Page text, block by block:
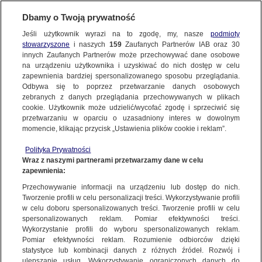
BIURO REKLAMY TVN MEDIA
08.04.2016
ROMANCE TV - Z BARDZO DOBRYMI WYNIKAMI
OGLĄDALNOŚCI!
PREMIUM TV ROMANCE TV
popularnością wśród widzów, w ciągu ostatnich 12 miesięcy kanał
zanotował wzrost udziału oglądalności o 42% w grupie komercyjnej
16-49 (z 0,19% SHR w 03/2015 do 0,27% SHR w 03/2016). W marcu
2016 roku, Romance TV umocnił swoją pozycję w pierwszej 10.
najlepiej oglądanych kanałów filmowo-serialowych i tym samym jest
na 6 miejscu z SHR 0,48%, w środowisku kablowo-satelitarnym.
A już 28 kwietnia 2016, o godzinie 21:00 Romance TV zaprasza na
premierę czwartego sezonu serialu „Tatusiowie na medal”. 3. sezon
serialu w marcu 2016 oglądało około 100 tys. widzów, dając stacji w
tym czasie udziały na poziomie 0,36% SHR, wśród abonentów płatnej
TV. Seria ta została nazwana męską wersją kultowych „Gotowych na
wszystko”, zdobywając serca widzów na całym świecie. „Tatusiowie
Dbamy o Twoją prywatność
Jeśli użytkownik wyrazi na to zgodę, my, nasze podmioty
stowarzyszone i naszych 159Zaufanych Partnerów IAB oraz 30
innych Zaufanych Partnerów może przechowywać dane osobowe
na urządzeniu użytkownika i uzyskiwać do nich dostęp w celu
zapewnienia bardziej spersonalizowanego sposobu przeglądania.
Odbywa się to poprzez przetwarzanie danych osobowych
zebranych z danych przeglądania przechowywanych w plikach
cookie. Użytkownik może udzielić/wycofać zgodę i sprzeciwić się
przetwarzaniu w oparciu o uzasadniony interes w dowolnym
momencie, klikając przycisk „Ustawienia plików cookie i reklam”.
Polityka Prywatności
Wraz z naszymi partnerami przetwarzamy dane w celu
zapewnienia:
Przechowywanie informacji na urządzeniu lub dostęp do nich.
Tworzenie profili w celu personalizacji treści. Wykorzystywanie profili
w celu doboru spersonalizowanych treści. Tworzenie profili w celu
spersonalizowanych reklam. Pomiar efektywności treści.
Wykorzystanie profili do wyboru spersonalizowanych reklam.
Pomiar efektywności reklam. Rozumienie odbiorców dzięki
statystyce lub kombinacji danych z różnych źródeł. Rozwój i